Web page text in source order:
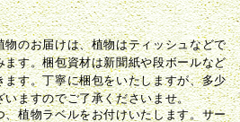
のお届けは、植物はティッシュなどで
す。梱包資材は新聞紙や段ボールなど
す。丁寧に梱包をいたしますが、多少
ますのでご了承くださいませ。
植物ラベルをお付けいたします。サー